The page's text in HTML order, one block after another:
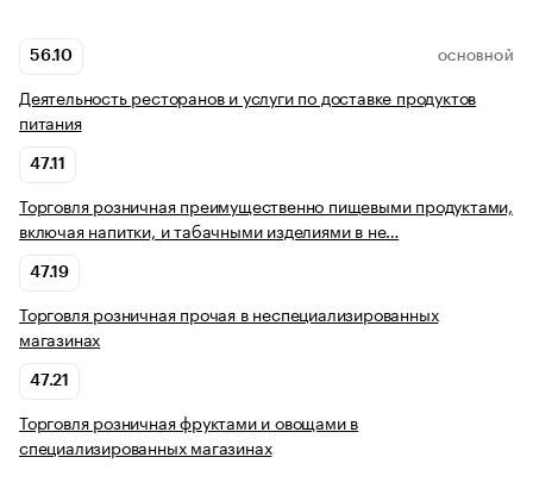
56.10 ОСНОВНОЙ
Деятельность ресторанов и услуги по доставке продуктов
питания
47.11
Торговля розничная преимущественно пищевыми продуктами,
включая напитки, и табачными изделиями в не…
47.19
Торговля розничная прочая в неспециализированных
магазинах
47.21
Торговля розничная фруктами и овощами в
специализированных магазинах